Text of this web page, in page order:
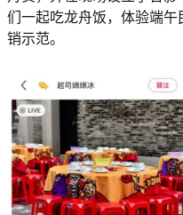
们一起吃龙舟饭，体验端
销示范。